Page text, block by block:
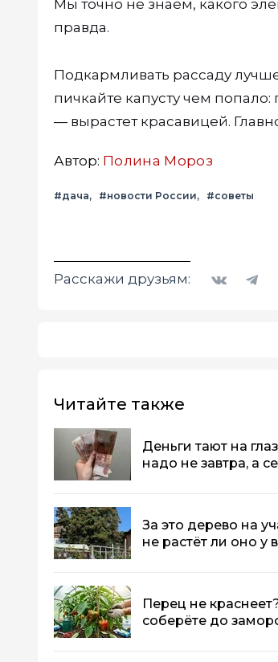
Мы точно не знаем, какого
правда.
Подкармливать рассаду
пичкайте капусту чем
— вырастет красавицей.
Автор: Полина Мороз
#дача #новости России #советы
Расскажи друзьям:
Читайте также
Деньги тают на
надо не завтра, а
За это дерево на
не растёт ли оно у
Перец не
соберёте до